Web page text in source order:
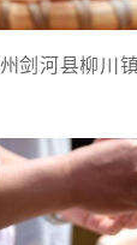
剑河县柳川